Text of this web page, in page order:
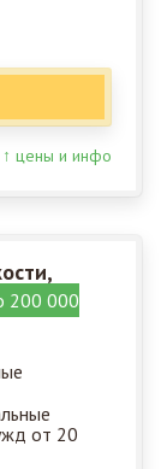
↑ цены и инфо
200 000
от 20